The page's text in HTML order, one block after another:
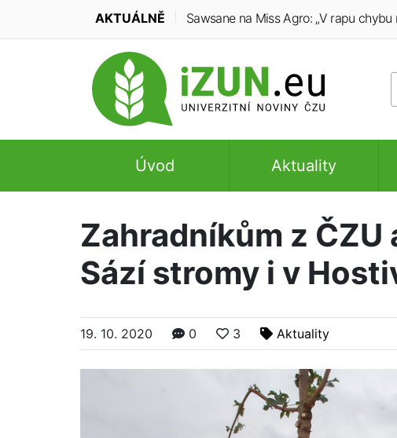
AKTUÁLNĚ Sawsane na Miss Agro: „V rapu chybu
Úvod Aktuality
Zahradníkům z ČZU
Sází stromy i v
19. 10. 2020 0 3 Aktuality